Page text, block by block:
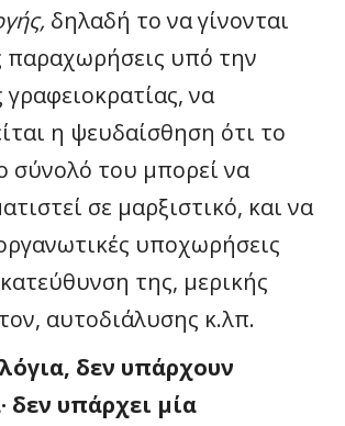
δηλαδή το να γίνονται
παραχωρήσεις υπό την
γραφειοκρατίας, να
η ψευδαίσθηση ότι το
σύνολό του μπορεί να
σε μαρξιστικό, και να
υποχωρήσεις
της, μερικής
αυτοδιάλυσης κ.λπ.
δεν υπάρχουν
δεν υπάρχει μία